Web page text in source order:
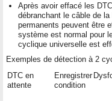
Après avoir effacé les
débranchant le câble de
permanents peuvent être
système est normal pour
cyclique universelle est
Exemples de détection à 2
DTC en
attente
Enregistrer
condition